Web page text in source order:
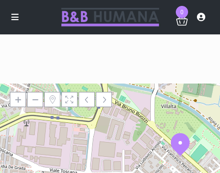
0
Loading Maps